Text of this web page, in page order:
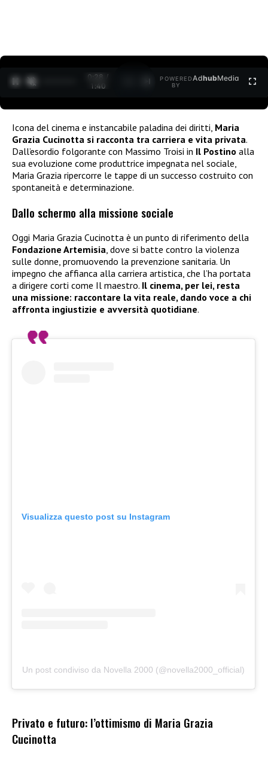
0:29 /
1:40
POWERED
BY
AdhubMedia
Icona del cinema e instancabile paladina dei diritti, Maria
Grazia Cucinotta si racconta tra carriera e vita privata.
Dall’esordio folgorante con Massimo Troisi in Il Postino alla
sua evoluzione come produttrice impegnata nel sociale,
Maria Grazia ripercorre le tappe di un successo costruito con
spontaneità e determinazione.
Dallo schermo alla missione sociale
Oggi Maria Grazia Cucinotta è un punto di riferimento della
Fondazione Artemisia, dove si batte contro la violenza
sulle donne, promuovendo la prevenzione sanitaria. Un
impegno che affianca alla carriera artistica, che l’ha portata
a dirigere corti come Il maestro. Il cinema, per lei, resta
una missione: raccontare la vita reale, dando voce a chi
affronta ingiustizie e avversità quotidiane.
Visualizza questo post su Instagram
Un post condiviso da Novella 2000 (@novella2000_official)
Privato e futuro: l’ottimismo di Maria Grazia
Cucinotta